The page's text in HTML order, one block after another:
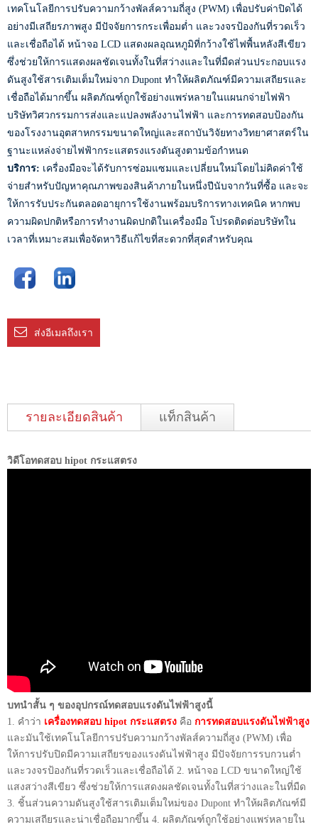
เทคโนโลยีการปรับความกว้างพัลส์ความถี่สูง (PWM) เพื่อปรับค่าปิดได้
อย่างมีเสถียรภาพสูง มีปัจจัยการกระเพื่อมต่ำ และวงจรป้องกันที่รวดเร็ว
และเชื่อถือได้ หน้าจอ LCD แสดงผลอุณหภูมิที่กว้างใช้ไฟพื้นหลังสีเขียว
ซึ่งช่วยให้การแสดงผลชัดเจนทั้งในที่สว่างและในที่มืดส่วนประกอบแรง
ดันสูงใช้สารเติมเต็มใหม่จาก Dupont ทำให้ผลิตภัณฑ์มีความเสถียรและ
เชื่อถือได้มากขึ้น ผลิตภัณฑ์ถูกใช้อย่างแพร่หลายในแผนกจ่ายไฟฟ้า
บริษัทวิศวกรรมการส่งและแปลงพลังงานไฟฟ้า และการทดสอบป้องกัน
ของโรงงานอุตสาหกรรมขนาดใหญ่และสถาบันวิจัยทางวิทยาศาสตร์ใน
ฐานะแหล่งจ่ายไฟฟ้ากระแสตรงแรงดันสูงตามข้อกำหนด
บริการ: เครื่องมือจะได้รับการซ่อมแซมและเปลี่ยนใหม่โดยไม่คิดค่าใช้
จ่ายสำหรับปัญหาคุณภาพของสินค้าภายในหนึ่งปีนับจากวันที่ซื้อ และจะ
ให้การรับประกันตลอดอายุการใช้งานพร้อมบริการทางเทคนิค หากพบ
ความผิดปกติหรือการทำงานผิดปกติในเครื่องมือ โปรดติดต่อบริษัทใน
เวลาที่เหมาะสมเพื่อจัดหาวิธีแก้ไขที่สะดวกที่สุดสำหรับคุณ
ส่งอีเมลถึงเรา
รายละเอียดสินค้า แท็กสินค้า
วิดีโอทดสอบ hipot กระแสตรง
บทนำสั้น ๆ ของอุปกรณ์ทดสอบแรงดันไฟฟ้าสูงนี้
1. คำว่า เครื่องทดสอบ hipot กระแสตรง คือ การทดสอบแรงดันไฟฟ้าสูง
และมันใช้เทคโนโลยีการปรับความกว้างพัลส์ความถี่สูง (PWM) เพื่อ
ให้การปรับปิดมีความเสถียรของแรงดันไฟฟ้าสูง มีปัจจัยการรบกวนต่ำ
และวงจรป้องกันที่รวดเร็วและเชื่อถือได้ 2. หน้าจอ LCD ขนาดใหญ่ใช้
แสงสว่างสีเขียว ซึ่งช่วยให้การแสดงผลชัดเจนทั้งในที่สว่างและในที่มืด
3. ชิ้นส่วนความดันสูงใช้สารเติมเต็มใหม่ของ Dupont ทำให้ผลิตภัณฑ์มี
ความเสถียรและน่าเชื่อถือมากขึ้น 4. ผลิตภัณฑ์ถูกใช้อย่างแพร่หลายใน